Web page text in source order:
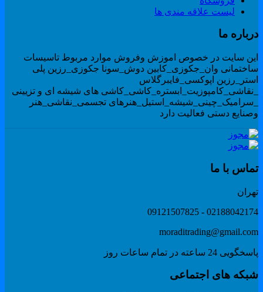
لیست علاقه مندی ها
ما
سایت در خصوص اموزش وفروش موارد مربوط تاسیسات
وان_جکوزی_کابین دوش_سونا جکوزی_رزین پلی
اپوکسی_فایبرگلاس
های شیشه ای و تزیینی
تجسمی_نقاشی_هنر
دستی فعالیت دارد
با ما
02188042174 -
24 ساعته در تمام ساعات روز
های اجتماعی